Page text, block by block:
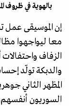
بالهوية في ظروف
إن الموسيقى عمل
معا ليواجهوا
الزفاف
والدبكة تولّد
المظهر الثاني
السوريون أنفسهم